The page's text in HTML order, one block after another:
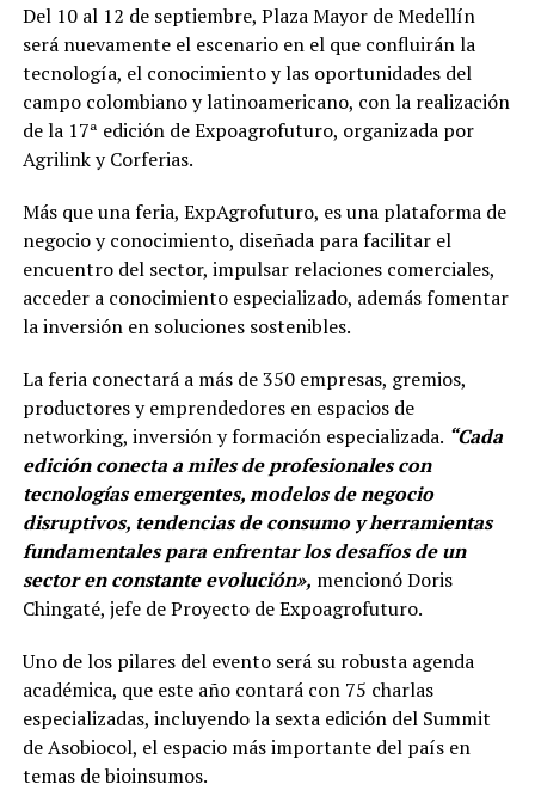
Del 10 al 12 de septiembre, Plaza Mayor de Medellín
será nuevamente el escenario en el que confluirán la
tecnología, el conocimiento y las oportunidades del
campo colombiano y latinoamericano, con la realización
de la 17ª edición de Expoagrofuturo, organizada por
Agrilink y Corferias.
Más que una feria, ExpAgrofuturo, es una plataforma de
negocio y conocimiento, diseñada para facilitar el
encuentro del sector, impulsar relaciones comerciales,
acceder a conocimiento especializado, además fomentar
la inversión en soluciones sostenibles.
La feria conectará a más de 350 empresas, gremios,
productores y emprendedores en espacios de
networking, inversión y formación especializada. “Cada
edición conecta a miles de profesionales con
tecnologías emergentes, modelos de negocio
disruptivos, tendencias de consumo y herramientas
fundamentales para enfrentar los desafíos de un
sector en constante evolución», mencionó Doris
Chingaté, jefe de Proyecto de Expoagrofuturo.
Uno de los pilares del evento será su robusta agenda
académica, que este año contará con 75 charlas
especializadas, incluyendo la sexta edición del Summit
de Asobiocol, el espacio más importante del país en
temas de bioinsumos.